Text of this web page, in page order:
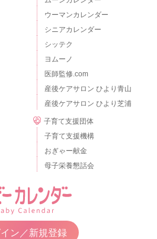
ウーマンカレンダー
シニアカレンダー
シッテク
ヨムーノ
医師監修.com
産後ケアサロン ひより青山
産後ケアサロン ひより芝浦
子育て支援団体
子育て支援機構
おぎゃー献金
母子栄養懇話会
イン／新規登録